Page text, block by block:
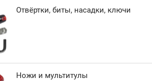
Отвёртки, биты, насадки, ключи
Ножи и мультитулы